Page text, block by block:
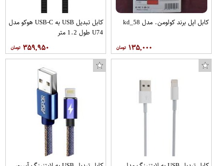
کابل اپل برند کولومن. مدل kd_58
۱۳۵,۰۰۰
کابل تبدیل USB به USB-C هوکو مدل
U74 طول 1.2 متر
۳۵۹,۹۵۰